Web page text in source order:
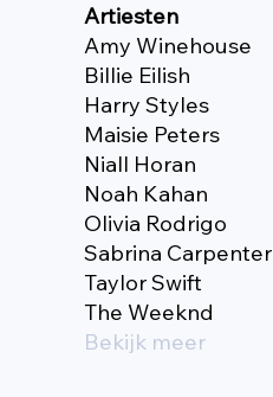
Artiesten
Amy Winehouse
Billie Eilish
Harry Styles
Maisie Peters
Niall Horan
Noah Kahan
Olivia Rodrigo
Sabrina Carpenter
Taylor Swift
The Weeknd
Bekijk meer